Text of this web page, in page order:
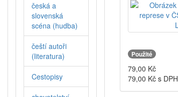
Použité
79,00 Kč
79,00 Kč s DPH
česká a
slovenská
scéna (hudba)
čeští autoři
(literatura)
Cestopisy